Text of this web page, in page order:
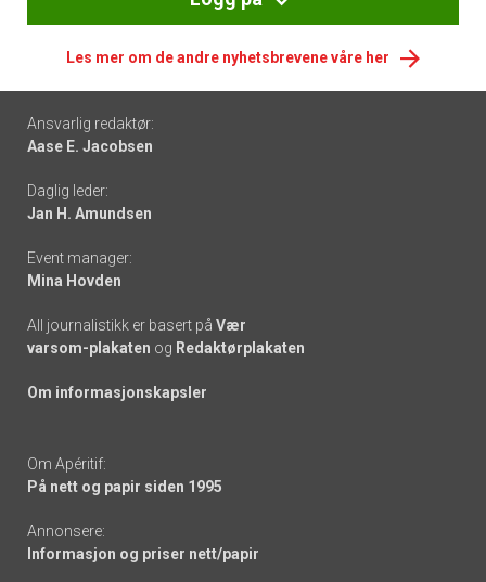
Les mer om de andre nyhetsbrevene våre her
Footer
-
links
Ansvarlig redaktør:
Aase E. Jacobsen
Daglig leder:
Jan H. Amundsen
Event manager:
Mina Hovden
All journalistikk er basert på Vær
varsom-plakaten og Redaktørplakaten
Om informasjonskapsler
Om Apéritif:
På nett og papir siden 1995
Annonsere:
Informasjon og priser nett/papir